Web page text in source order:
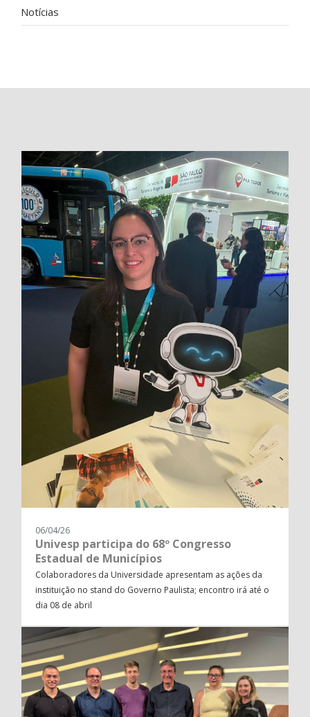
Notícias
06/04/26
Univesp participa do 68º Congresso
Estadual de Municípios
Colaboradores da Universidade apresentam as ações da
instituição no stand do Governo Paulista; encontro irá até o
dia 08 de abril